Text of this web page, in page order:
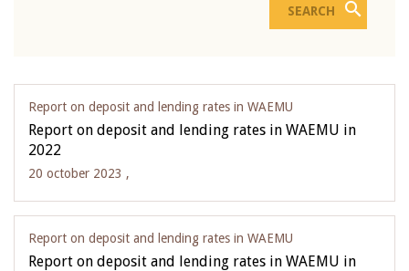
Report on deposit and lending rates in WAEMU
Report on deposit and lending rates in WAEMU in
2022
20 october 2023 ,
Report on deposit and lending rates in WAEMU
Report on deposit and lending rates in WAEMU in